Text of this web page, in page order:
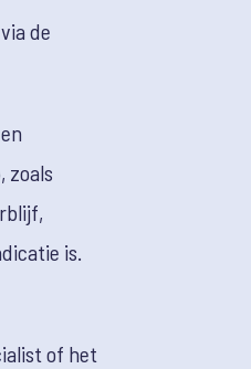
de
zoals
is.
of het